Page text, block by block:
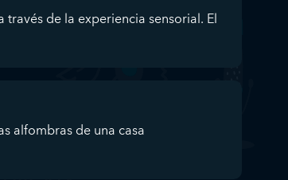
de la experiencia sensorial. El
alfombras de una casa